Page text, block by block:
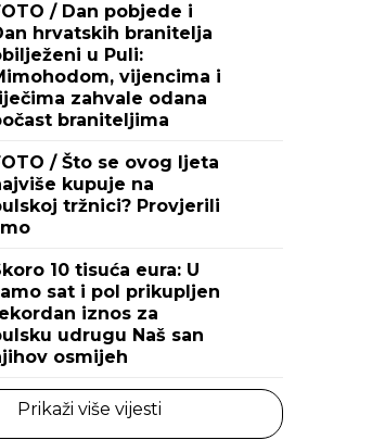
/ Dan pobjede i
hrvatskih branitelja
u Puli:
vijencima i
zahvale odana
braniteljima
/ Što se ovog ljeta
kupuje na
tržnici? Provjerili
10 tisuća eura: U
sat i pol prikupljen
iznos za
udrugu Naš san
osmijeh
Prikaži više vijesti